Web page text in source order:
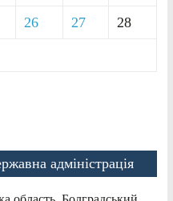
26 27 28
адміністрація